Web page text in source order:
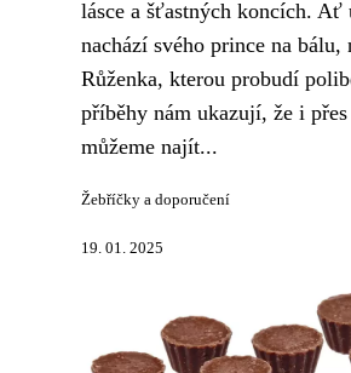
lásce a šťastných koncích. Ať
nachází svého prince na bálu,
Růženka, kterou probudí
příběhy nám ukazují, že i
můžeme najít...
Žebříčky a doporučení
19. 01. 2025